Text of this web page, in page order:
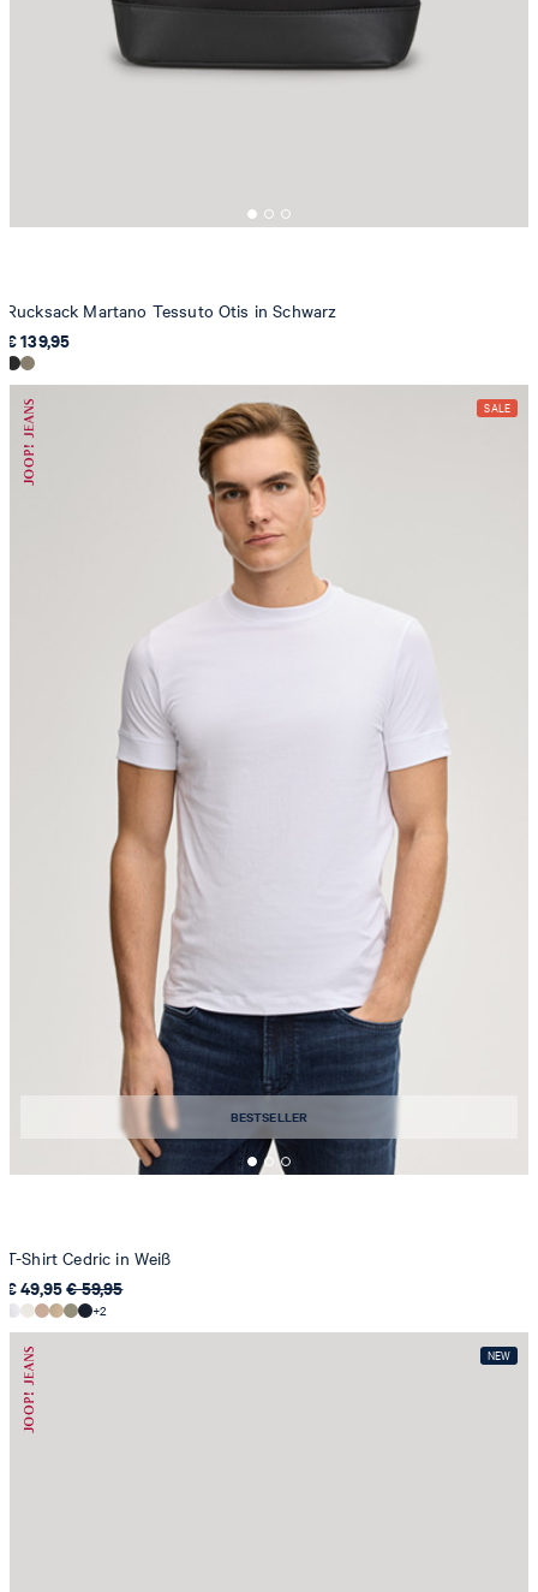
Rucksack Martano Tessuto Otis in Schwarz
€ 139,95
BESTSELLER
T-Shirt Cedric in Weiß
€ 49,95€ 59,95
+2